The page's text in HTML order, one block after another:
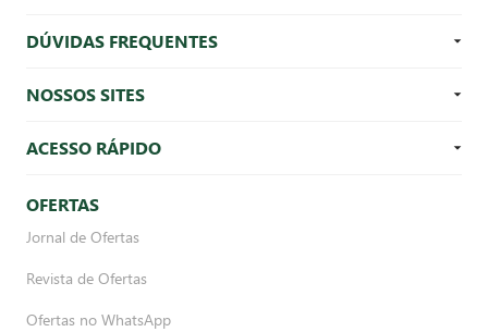
DÚVIDAS FREQUENTES
NOSSOS SITES
ACESSO RÁPIDO
OFERTAS
Jornal de Ofertas
Revista de Ofertas
Ofertas no WhatsApp